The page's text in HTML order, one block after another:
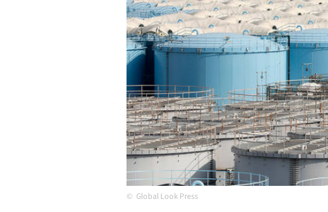
Global Look Press